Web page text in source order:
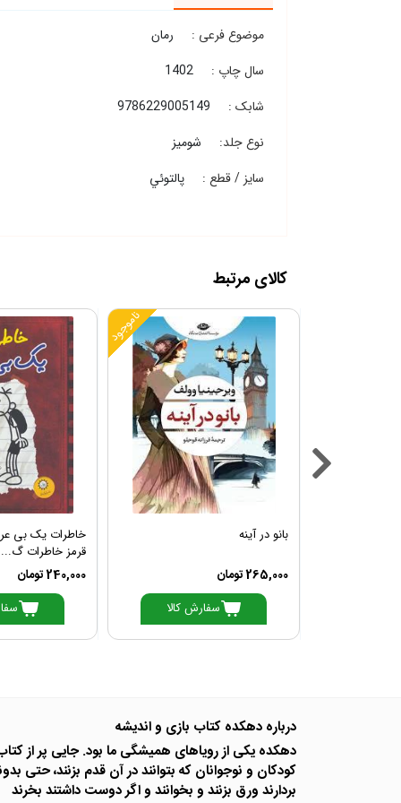
موضوع فرعی : رمان
سال چاپ : 1402
شابک : 9786229005149
نوع جلد: شومیز
سایز / قطع : پالتوئي
کالای مرتبط
ناموجود
بانو در آینه
265,000 تومان
سفارش کالا
قرمز خاطرات گ...
240,000 تومان
درباره دهکده کتاب بازی و اندیشه
دهکده یکی از رویاهای همیشگی ما بود. جایی پر از
کودکان و نوجوانان که بتوانند در آن قدم بزنند، حتی
بردارند ورق بزنند و بخوانند و اگر دوست داشتند بخرند